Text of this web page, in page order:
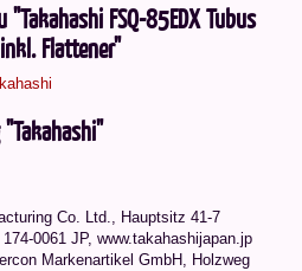
FSQ-85EDX Tubus
Flattener"
Co. Ltd., Hauptsitz 41-7
0061 JP, www.takahashijapan.jp
Markenartikel GmbH, Holzweg